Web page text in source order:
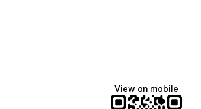
View on mobile